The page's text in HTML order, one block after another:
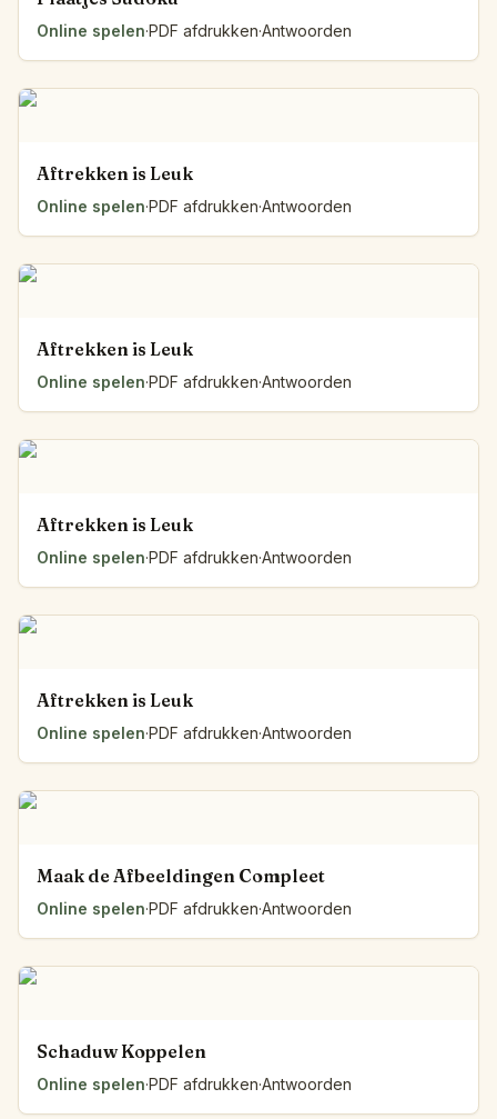
Online spelen·PDF afdrukken·Antwoorden
Aftrekken is Leuk
Online spelen·PDF afdrukken·Antwoorden
Aftrekken is Leuk
Online spelen·PDF afdrukken·Antwoorden
Aftrekken is Leuk
Online spelen·PDF afdrukken·Antwoorden
Aftrekken is Leuk
Online spelen·PDF afdrukken·Antwoorden
Maak de Afbeeldingen Compleet
Online spelen·PDF afdrukken·Antwoorden
Schaduw Koppelen
Online spelen·PDF afdrukken·Antwoorden